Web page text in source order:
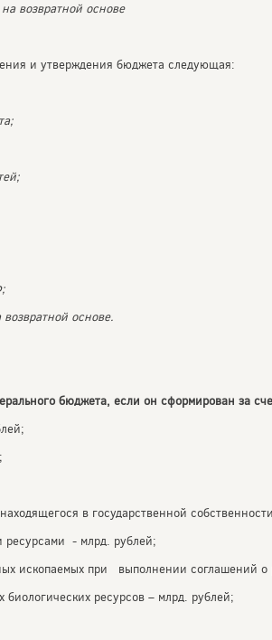
возвратной основе
и утверждения бюджета следующая:
основе.
бюджета, если он сформирован за
в государственной
ресурсами - млрд. рублей;
ископаемых при выполнении соглашений о
биологических ресурсов – млрд. рублей;